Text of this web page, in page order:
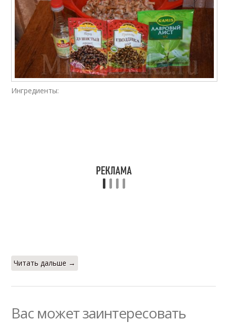
Ингредиенты:
Читать дальше →
Вас может заинтересовать